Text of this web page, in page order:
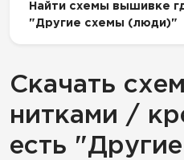
Найти схемы вышивке
"Другие схемы (люди)"
Скачать
нитками /
есть